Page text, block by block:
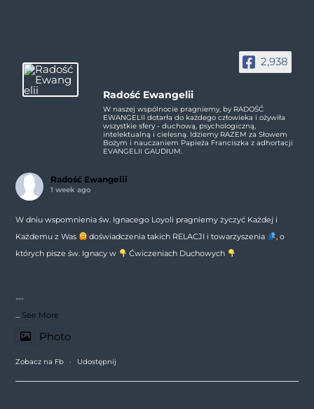
2,938
Radość Ewangelii
W naszej wspólnocie pragniemy, by RADOŚĆ
EWANGELII dotarła do każdego człowieka i ożywiła
wszystkie sfery - duchową, psychologiczną,
intelektualną i cielesną. Idziemy RAZEM za Słowem
Bożym i nauczaniem Papieża Franciszka z adhortacji
EVANGELII GAUDIUM.
Radość Ewangelii
1 week ago
W dniu wspomnienia św. Ignacego Loyoli pragniemy życzyć Każdej i
Każdemu z Was
doświadczenia takich RELACJI i towarzyszenia
, o
których pisze św. Ignacy w
Ćwiczeniach Duchowych
---
See More
Photo
Zobacz na Fb · Udostępnij